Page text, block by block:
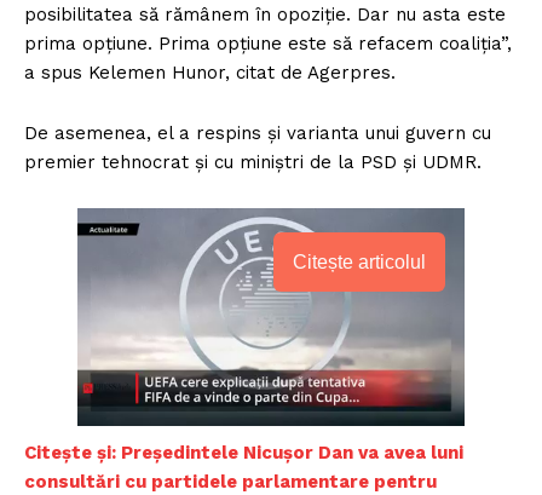
posibilitatea să rămânem în opoziţie. Dar nu asta este
prima opţiune. Prima opţiune este să refacem coaliţia”,
a spus Kelemen Hunor, citat de Agerpres.
De asemenea, el a respins şi varianta unui guvern cu
premier tehnocrat şi cu miniştri de la PSD şi UDMR.
Citește articolul
Citește și: Președintele Nicușor Dan va avea luni
consultări cu partidele parlamentare pentru